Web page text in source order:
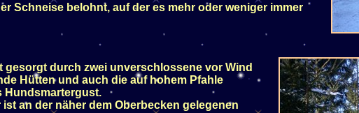
Schneise belohnt, auf der es mehr oder weniger immer
gesorgt durch zwei unverschlossene vor Wind
Hütten und auch die auf hohem Pfahle
Hundsmartergust.
ist an der näher dem Oberbecken gelegenen